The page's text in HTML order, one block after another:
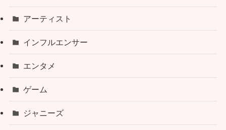
アーティスト
インフルエンサー
エンタメ
ゲーム
ジャニーズ